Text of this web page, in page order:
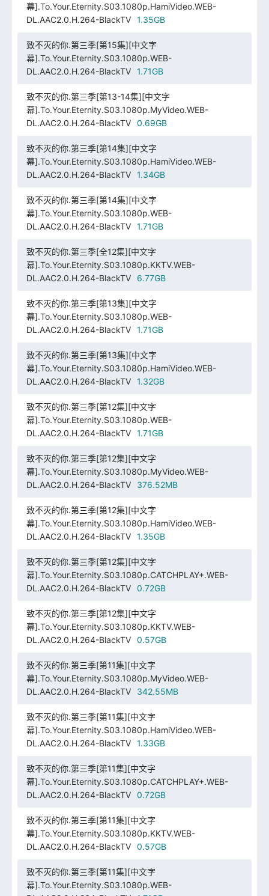
幕].To.Your.Eternity.S03.1080p.HamiVideo.WEB-
DL.AAC2.0.H.264-BlackTV
1.35GB
致不灭的你.第三季[第15集][中文字
幕].To.Your.Eternity.S03.1080p.WEB-
DL.AAC2.0.H.264-BlackTV
1.71GB
致不灭的你.第三季[第13-14集][中文字
幕].To.Your.Eternity.S03.1080p.MyVideo.WEB-
DL.AAC2.0.H.264-BlackTV
0.69GB
致不灭的你.第三季[第14集][中文字
幕].To.Your.Eternity.S03.1080p.HamiVideo.WEB-
DL.AAC2.0.H.264-BlackTV
1.34GB
致不灭的你.第三季[第14集][中文字
幕].To.Your.Eternity.S03.1080p.WEB-
DL.AAC2.0.H.264-BlackTV
1.71GB
致不灭的你.第三季[全12集][中文字
幕].To.Your.Eternity.S03.1080p.KKTV.WEB-
DL.AAC2.0.H.264-BlackTV
6.77GB
致不灭的你.第三季[第13集][中文字
幕].To.Your.Eternity.S03.1080p.WEB-
DL.AAC2.0.H.264-BlackTV
1.71GB
致不灭的你.第三季[第13集][中文字
幕].To.Your.Eternity.S03.1080p.HamiVideo.WEB-
DL.AAC2.0.H.264-BlackTV
1.32GB
致不灭的你.第三季[第12集][中文字
幕].To.Your.Eternity.S03.1080p.WEB-
DL.AAC2.0.H.264-BlackTV
1.71GB
致不灭的你.第三季[第12集][中文字
幕].To.Your.Eternity.S03.1080p.MyVideo.WEB-
DL.AAC2.0.H.264-BlackTV
376.52MB
致不灭的你.第三季[第12集][中文字
幕].To.Your.Eternity.S03.1080p.HamiVideo.WEB-
DL.AAC2.0.H.264-BlackTV
1.35GB
致不灭的你.第三季[第12集][中文字
幕].To.Your.Eternity.S03.1080p.CATCHPLAY+.WEB-
DL.AAC2.0.H.264-BlackTV
0.72GB
致不灭的你.第三季[第12集][中文字
幕].To.Your.Eternity.S03.1080p.KKTV.WEB-
DL.AAC2.0.H.264-BlackTV
0.57GB
致不灭的你.第三季[第11集][中文字
幕].To.Your.Eternity.S03.1080p.MyVideo.WEB-
DL.AAC2.0.H.264-BlackTV
342.55MB
致不灭的你.第三季[第11集][中文字
幕].To.Your.Eternity.S03.1080p.HamiVideo.WEB-
DL.AAC2.0.H.264-BlackTV
1.33GB
致不灭的你.第三季[第11集][中文字
幕].To.Your.Eternity.S03.1080p.CATCHPLAY+.WEB-
DL.AAC2.0.H.264-BlackTV
0.72GB
致不灭的你.第三季[第11集][中文字
幕].To.Your.Eternity.S03.1080p.KKTV.WEB-
DL.AAC2.0.H.264-BlackTV
0.57GB
致不灭的你.第三季[第11集][中文字
幕].To.Your.Eternity.S03.1080p.WEB-